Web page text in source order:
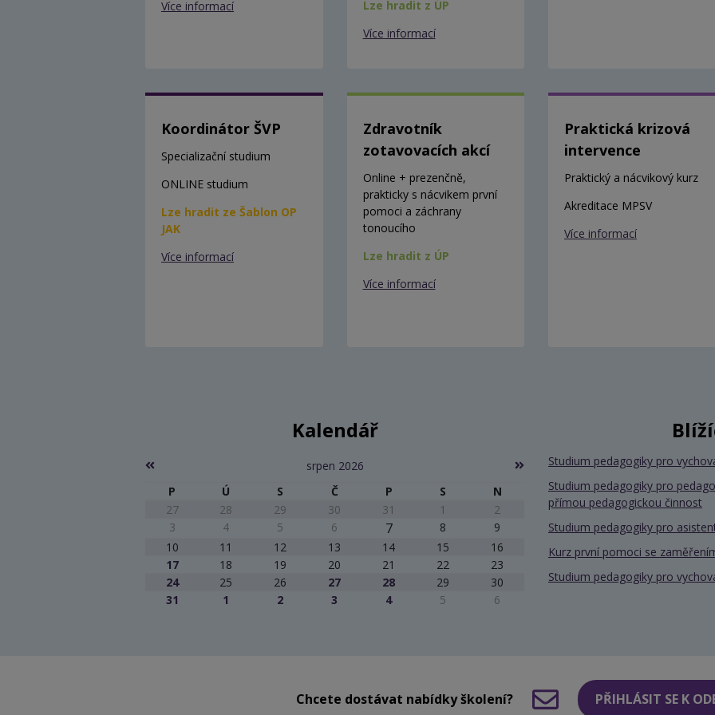
Více informací
Lze hradit z ÚP
Více informací
Koordinátor ŠVP
Specializační studium
ONLINE studium
Lze hradit ze Šablon OP
JAK
Více informací
Zdravotník
zotavovacích akcí
Online + prezenčně,
prakticky s nácvikem první
pomoci a záchrany
tonoucího
Lze hradit z ÚP
Více informací
Praktická krizová
intervence
Praktický a nácvikový kurz
Akreditace MPSV
Více informací
Kalendář
srpen 2026
P
Ú S Č P S
N
27
28 29 30 31 1
2
3
4 5 6 7 8
9
10
11 12 13 14 15
16
17
18 19 20 21 22
23
24
25 26 27 28 29
30
31
1 2 3 4 5 6
Studium pedagogiky pro
Studium pedagogiky pro
přímou pedagogickou činnost
Studium pedagogiky pro
Kurz první pomoci se
Studium pedagogiky pro
Chcete dostávat nabídky školení? PŘIHLÁSIT SE K